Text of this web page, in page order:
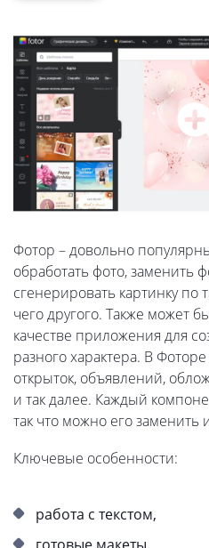
Фотор – довольно
обработать фото, заменить
сгенерировать картинку по
чего другого. Также может
качестве приложения для
разного характера. В
открыток, объявлений,
и так далее. Каждый
так что можно его заменить
Ключевые особенности:
работа с текстом,